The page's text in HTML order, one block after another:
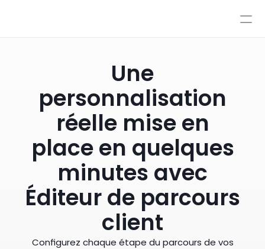
AutoPilot & CoPilot
Flux de travail IA
Base de connaissances
Environnement de test
Transferts vers un conseiller
Nos politiques
Styles et contrôle avancé
Se connecter
Réserver une démo
Une
personnalisation
réelle mise en
place en quelques
minutes avec
Éditeur de parcours
client
Configurez chaque étape du parcours de vos